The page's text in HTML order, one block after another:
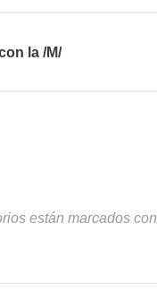
la /M/
están marcados con